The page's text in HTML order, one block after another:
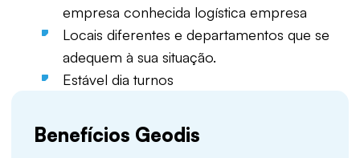
empresa conhecida logística empresa
Locais diferentes e departamentos que se
adequem à sua situação.
Estável dia turnos
Benefícios Geodis